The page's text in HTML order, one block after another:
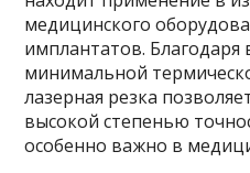
медицинского
имплантатов. Благодаря
минимальной
лазерная резка
высокой степенью
особенно важно в